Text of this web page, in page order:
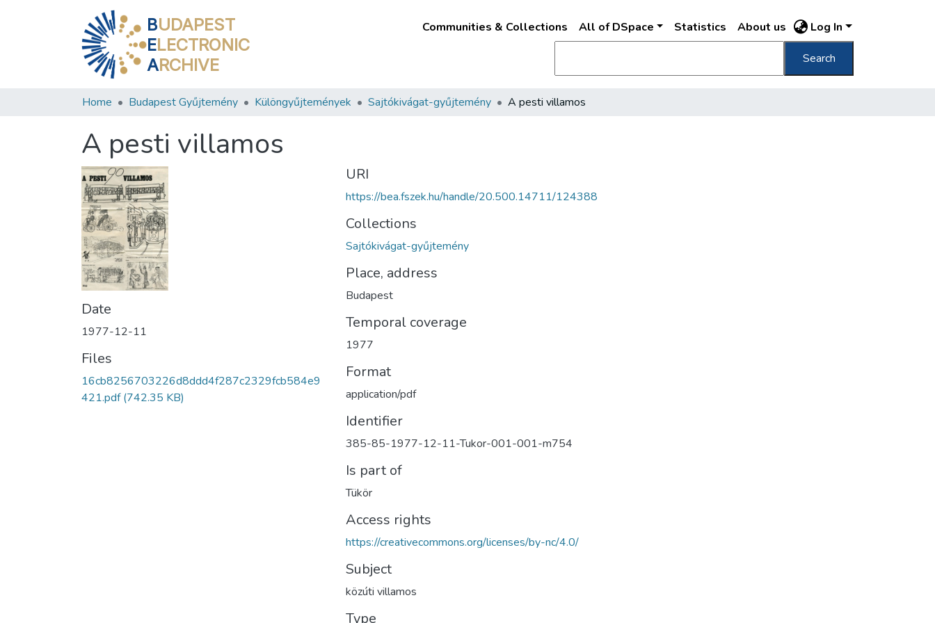
BUDAPEST
ELECTRONIC
ARCHIVE
Communities & Collections All of DSpace Statistics About us Log In
Search
Home Budapest Gyűjtemény Különgyűjtemények Sajtókivágat-gyűjtemény A pesti villamos
A pesti villamos
Date
1977-12-11
Files
16cb8256703226d8ddd4f287c2329fcb584e9
421.pdf(742.35 KB)
URI
https://bea.fszek.hu/handle/20.500.14711/124388
Collections
Sajtókivágat-gyűjtemény
Place, address
Budapest
Temporal coverage
1977
Format
application/pdf
Identifier
385-85-1977-12-11-Tukor-001-001-m754
Is part of
Tükör
Access rights
https://creativecommons.org/licenses/by-nc/4.0/
Subject
közúti villamos
Type